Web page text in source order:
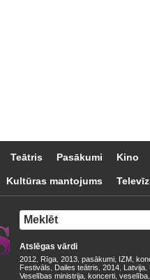
Teātris Pasākumi Kino
Kultūras mantojums
Atslēgas vārdi
2012 Rīga 2013 pasākumi IZM
Festivāls
Dailes teātris 2014 Latvija
Veselības ministrija koncerti veselība